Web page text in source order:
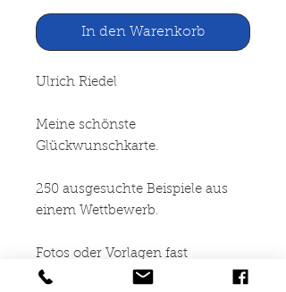
In den Warenkorb
Ulrich Riedel
Meine schönste
Glückwunschkarte.
250 ausgesuchte Beispiele aus
einem Wettbewerb.
Fotos oder Vorlagen fast
durchweg in